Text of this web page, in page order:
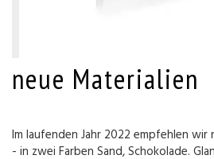
neue Materialien
Im laufenden Jahr 2022 empfehlen wir
- in zwei Farben Sand, Schokolade.